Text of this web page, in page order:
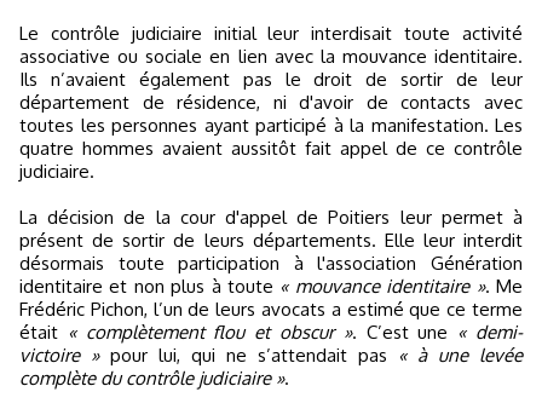
Le contrôle judiciaire initial leur interdisait toute activité
associative ou sociale en lien avec la mouvance identitaire.
Ils n’avaient également pas le droit de sortir de leur
département de résidence, ni d'avoir de contacts avec
toutes les personnes ayant participé à la manifestation. Les
quatre hommes avaient aussitôt fait appel de ce contrôle
judiciaire.
La décision de la cour d'appel de Poitiers leur permet à
présent de sortir de leurs départements. Elle leur interdit
désormais toute participation à l'association Génération
identitaire et non plus à toute « mouvance identitaire ». Me
Frédéric Pichon, l’un de leurs avocats a estimé que ce terme
était « complètement flou et obscur ». C’est une « demi-
victoire »pour lui, qui ne s’attendait pas
« à une levée
complète du contrôle judiciaire ».